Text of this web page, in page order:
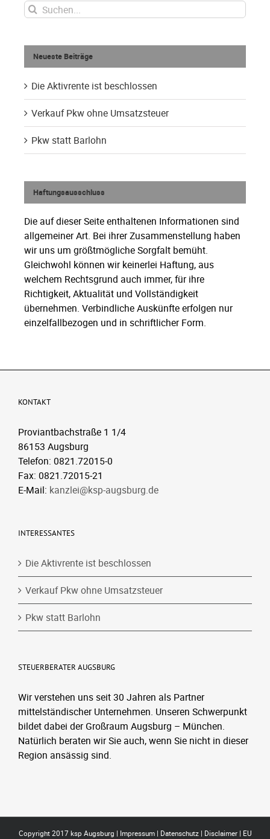
Suche
nach:
Neueste Beiträge
Die Aktivrente ist beschlossen
Verkauf Pkw ohne Umsatzsteuer
Pkw statt Barlohn
Haftungsausschluss
Die auf dieser Seite enthaltenen Informationen sind
allgemeiner Art. Bei ihrer Zusammenstellung haben
wir uns um größtmögliche Sorgfalt bemüht.
Gleichwohl können wir keinerlei Haftung, aus
welchem Rechtsgrund auch immer, für ihre
Richtigkeit, Aktualität und Vollständigkeit
übernehmen. Verbindliche Auskünfte erfolgen nur
einzelfallbezogen und in schriftlicher Form.
KONTAKT
Proviantbachstraße 1 1/4
86153 Augsburg
Telefon: 0821.72015-0
Fax: 0821.72015-21
E-Mail: kanzlei@ksp-augsburg.de
INTERESSANTES
Die Aktivrente ist beschlossen
Verkauf Pkw ohne Umsatzsteuer
Pkw statt Barlohn
STEUERBERATER AUGSBURG
Wir verstehen uns seit 30 Jahren als Partner
mittelständischer Unternehmen. Unseren Schwerpunkt
bildet dabei der Großraum Augsburg – München.
Natürlich beraten wir Sie auch, wenn Sie nicht in dieser
Region ansässig sind.
Copyright 2017 ksp Augsburg | Impressum| Datenschutz| Disclaimer| EU